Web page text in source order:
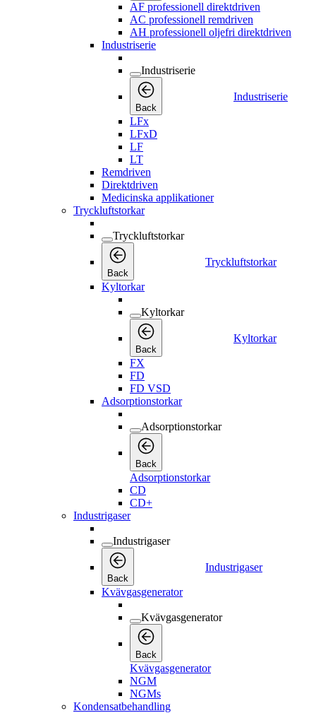
AF professionell direktdriven
AC professionell remdriven
AH professionell oljefri direktdriven
Industriserie
Industriserie
Back
Industriserie
LFx
LFxD
LF
LT
Remdriven
Direktdriven
Medicinska applikationer
Tryckluftstorkar
Tryckluftstorkar
Back
Tryckluftstorkar
Kyltorkar
Kyltorkar
Back
Kyltorkar
FX
FD
FD VSD
Adsorptionstorkar
Adsorptionstorkar
Back
Adsorptionstorkar
CD
CD+
Industrigaser
Industrigaser
Back
Industrigaser
Kvävgasgenerator
Kvävgasgenerator
Back
Kvävgasgenerator
NGM
NGMs
Kondensatbehandling